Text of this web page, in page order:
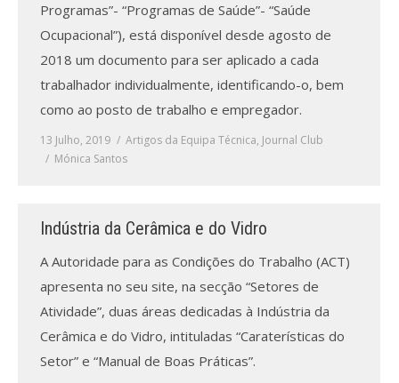
Programas”- “Programas de Saúde”- “Saúde
Ocupacional”), está disponível desde agosto de
2018 um documento para ser aplicado a cada
trabalhador individualmente, identificando-o, bem
como ao posto de trabalho e empregador.
13 Julho, 2019 Artigos da Equipa Técnica, Journal Club
Mónica Santos
Indústria da Cerâmica e do Vidro
A Autoridade para as Condições do Trabalho (ACT)
apresenta no seu site, na secção “Setores de
Atividade”, duas áreas dedicadas à Indústria da
Cerâmica e do Vidro, intituladas “Caraterísticas do
Setor” e “Manual de Boas Práticas”.